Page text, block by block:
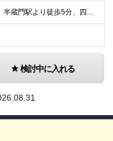
麹町駅より徒歩3分、半蔵門駅より徒歩5分、四ツ谷駅より徒歩10分 ▼服装：私服 ▼受動喫煙対策：屋内禁煙
検討中に入れる